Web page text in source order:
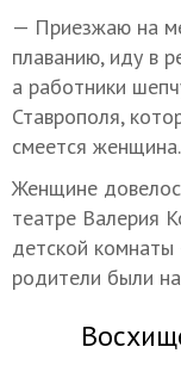
— Приезжаю на
плаванию, иду в
а работники
Ставрополя,
смеется
Женщине
театре Валерия
детской
родители были